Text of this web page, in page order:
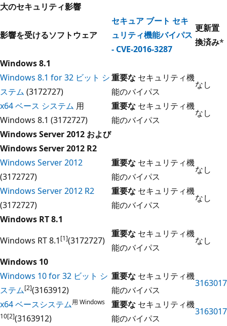
大のセキュリティ影響
影響を受けるソフトウェア
セキュア ブート セキ
ュリティ機能バイパス
- CVE-2016-3287
更新置
換済み*
Windows 8.1
Windows 8.1 for 32 ビット シ
ステム (3172727)
重要な セキュリティ機
能のバイパス
なし
x64 ベース システム 用
Windows 8.1 (3172727)
重要な セキュリティ機
能のバイパス
なし
Windows Server 2012 および
Windows Server 2012 R2
Windows Server 2012
(3172727)
重要な セキュリティ機
能のバイパス
なし
Windows Server 2012 R2
(3172727)
重要な セキュリティ機
能のバイパス
なし
Windows RT 8.1
Windows RT 8.1 [1](3172727)
重要な セキュリティ機
能のバイパス
なし
Windows 10
Windows 10 for 32 ビット シ
ステム[2](3163912)
重要な セキュリティ機
能のバイパス
3163017
x64 ベースシステム用 Windows
10[2](3163912)
重要な セキュリティ機
能のバイパス
3163017